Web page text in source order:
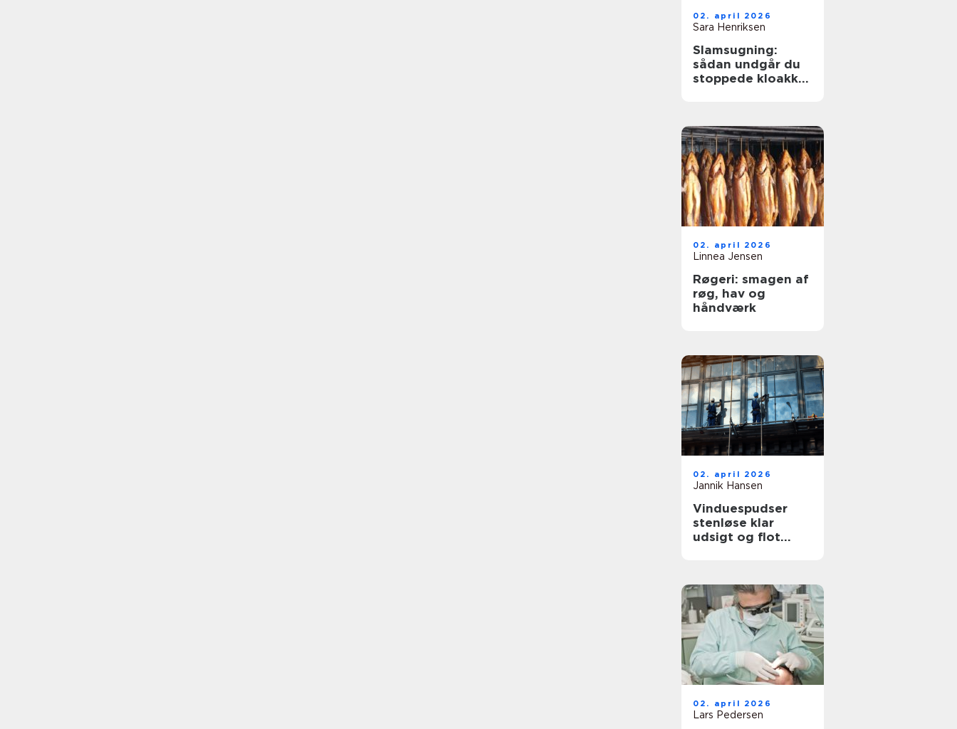
02. april 2026
Sara Henriksen
Slamsugning:
sådan undgår du
stoppede kloakker
02. april 2026
Linnea Jensen
Røgeri: smagen af
røg, hav og
håndværk
02. april 2026
Jannik Hansen
Vinduespudser
stenløse klar
udsigt og flot
02. april 2026
Lars Pedersen